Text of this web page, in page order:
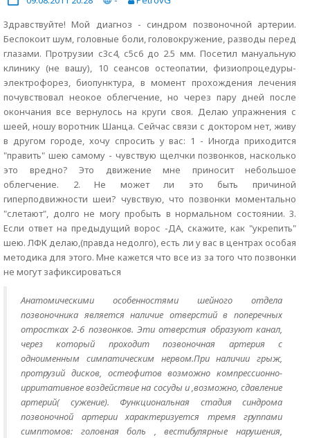
Здравствуйте! Мой диагноз - синдром позвоночной артерии.
Беспокоит шум, головные боли, головокружение, разводы перед
глазами. Протрузии с3с4, с5с6 до 2.5 мм. Посетил мануальную
клинику (не вашу), 10 сеансов остеопатии, физиопроцедуры-
электрофорез, биопунктура, в момент прохождения лечения
почувствовал неокое облегчение, но через пару дней после
окончания все вернулось на круги своя. Делаю упражнения с
шеей, ношу воротник Шанца. Сейчас связи с доктором нет, живу
в другом городе, хочу спросить у вас: 1 - Иногда приходится
"править" шею самому - чувствую щелчки позвонков, насколько
это вредно? Это движение мне приносит небольшое
облегчение. 2. Не может ли это быть причиной
гиперподвижности шеи? чувствую, что позвонки моментально
"слетают", долго не могу пробыть в нормальном состоянии. 3.
Если ответ на предыдущий ворос -ДА, скажите, как "укрепить"
шею. ЛФК делаю,(правда недолго), есть ли у вас в центрах особая
методика для этого. Мне кажется что все из за того что позвонки
не могут зафиксироваться
Анатомическими особенностями шейного отдела
позвоночника является наличие отверстий в поперечных
отростках 2-6 позвонков. Эти отверстия образуют канал,
через который проходит позвоночная артерия с
одноименным симпатическим нервом.При наличии грыж,
протрузий дисков, остеофитов возможно компрессионно-
ирритативное воздействие на сосуды и ,возможно, сдавление
артерий( сужение). Функциональная стадия синдрома
позвоночной артерии характеризуется тремя группами
симптомов: головная боль , вестибулярные нарушения,